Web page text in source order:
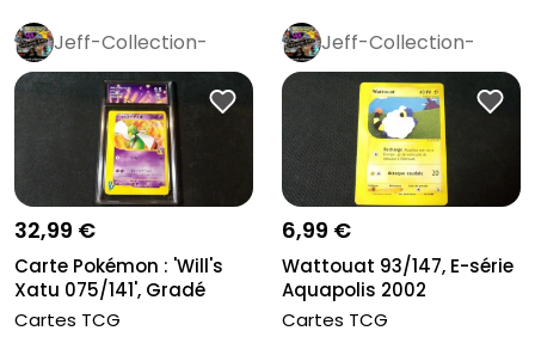
Jeff-Collection-
Rétro Pro
32,99 €
Carte Pokémon : 'Will's
Xatu 075/141', Gradé
Colle...
Cartes TCG
Jeff-Collection-
Rétro Pro
6,99 €
Wattouat 93/147, E-série
Aquapolis 2002
Cartes TCG